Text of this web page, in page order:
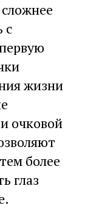
с
жизни
очковой
более
глаз